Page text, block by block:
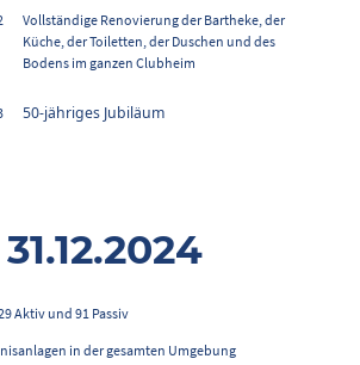
Vollständige Renovierung der Bartheke, der
Küche, der Toiletten, der Duschen und des
Bodens im ganzen Clubheim
50-jähriges Jubiläum
Aktiv und 91 Passiv
in der gesamten Umgebung